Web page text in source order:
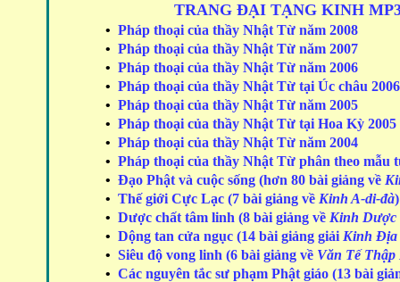
TRANG ĐẠI TẠNG KINH
• Pháp thoại của thầy Nhật Từ năm 2008
• Pháp thoại của thầy Nhật Từ năm 2007
• Pháp thoại của thầy Nhật Từ năm 2006
• Pháp thoại của thầy Nhật Từ tại Úc châu 2006
• Pháp thoại của thầy Nhật Từ năm 2005
• Pháp thoại của thầy Nhật Từ tại Hoa Kỳ 2005
• Pháp thoại của thầy Nhật Từ năm 2004
• Pháp thoại của thầy Nhật Từ phân theo mẫu
• Đạo Phật và cuộc sống (hơn 80 bài giảng về
• Thế giới Cực Lạc (7 bài giảng về Kinh A-di-đà)
• Dược chất tâm linh (8 bài giảng về Kinh Dược
• Dộng tan cửa ngục (14 bài giảng giải Kinh Địa
• Siêu độ vong linh (6 bài giảng về Văn Tế
• Các nguyên tắc sư phạm Phật giáo (13 bài